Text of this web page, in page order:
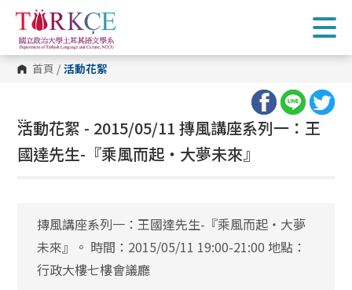
跳
到
主
要
內
容 首頁 / 活動花絮
:::
活動花絮 - 2015/05/11 摶風講座系列一：王
國達先生-『乘風而起‧大夢未來』
摶風講座系列一：王國達先生-『乘風而起‧大夢
未來』。 時間：2015/05/11 19:00-21:00 地點：
行政大樓七樓會議廳